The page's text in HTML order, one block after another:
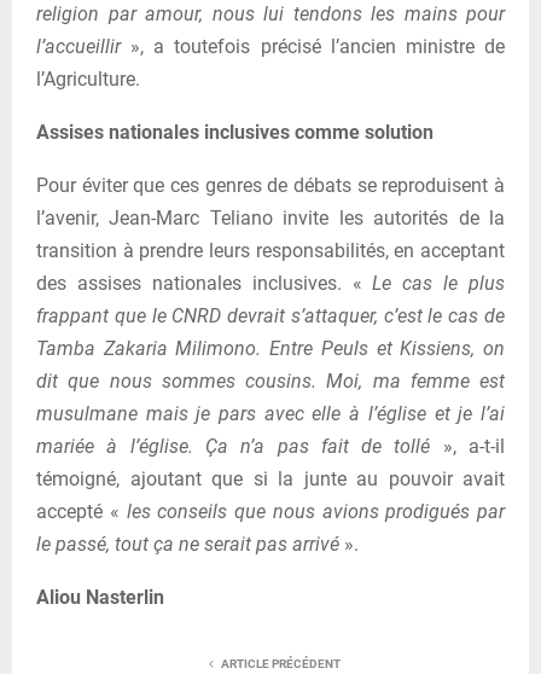
religion par amour, nous lui tendons les mains pour
l’accueillir», a toutefois précisé l’ancien ministre de
l’Agriculture.
Assises nationales inclusives comme solution
Pour éviter que ces genres de débats se reproduisent à
l’avenir, Jean-Marc Teliano invite les autorités de la
transition à prendre leurs responsabilités, en acceptant
des assises nationales inclusives. «Le cas le plus
frappant que le CNRD devrait s’attaquer, c’est le cas de
Tamba Zakaria Milimono. Entre Peuls et Kissiens, on
dit que nous sommes cousins. Moi, ma femme est
musulmane mais je pars avec elle à l’église et je l’ai
mariée à l’église. Ça n’a pas fait de tollé », a-t-il
témoigné, ajoutant que si la junte au pouvoir avait
accepté « les conseils que nous avions prodigués par
le passé, tout ça ne serait pas arrivé ».
Aliou Nasterlin
ARTICLE PRÉCÉDENT